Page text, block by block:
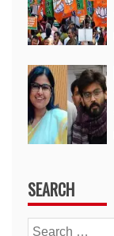
SEARCH
Search